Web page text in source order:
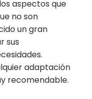
aspectos que
no son
un gran
sus
adaptación
recomendable.